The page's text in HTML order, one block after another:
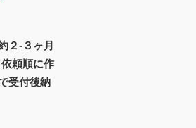
２-３ヶ月
頼順に作
受付後納